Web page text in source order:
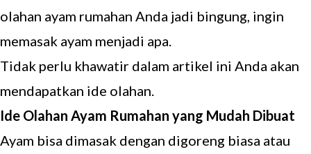
olahan ayam rumahan Anda jadi bingung, ingin
memasak ayam menjadi apa.
Tidak perlu khawatir dalam artikel ini Anda akan
mendapatkan ide olahan.
Ide Olahan Ayam Rumahan yang Mudah Dibuat
Ayam bisa dimasak dengan digoreng biasa atau